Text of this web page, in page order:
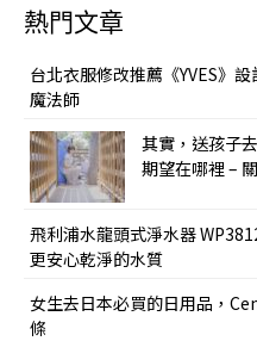
熱門文章
台北衣服修改推薦《YVES》
魔法師
其實，送孩子
期望在哪裡 –
飛利浦水龍頭式淨水器
更安心乾淨的水質
女生去日本必買的日用品，
條